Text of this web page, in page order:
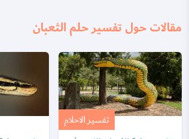
مقالات حول تفسير حلم الثعبان
تفسير الاحلام